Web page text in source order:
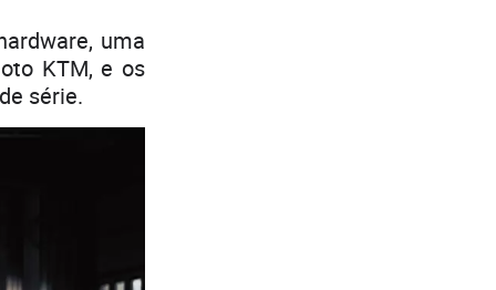
uma
KTM, e os
série.